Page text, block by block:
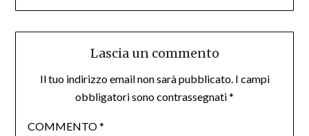
Lascia un commento
Il tuo indirizzo email non sarà pubblicato. I campi
obbligatori sono contrassegnati*
COMMENTO*